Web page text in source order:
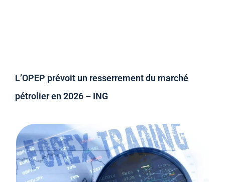
L’OPEP prévoit un resserrement du marché
pétrolier en 2026 – ING